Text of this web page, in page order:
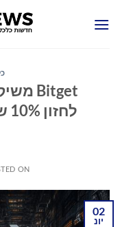
ON
02
יונ